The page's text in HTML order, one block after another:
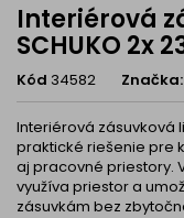
Interiérová
SCHUKO 2x
Kód 34582 Značka:
Interiérová zásuvková
praktické riešenie pre
aj pracovné priestory.
využíva priestor a
zásuvkám bez